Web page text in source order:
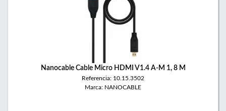
Nanocable Cable Micro HDMI V1.4 A-M 1, 8 M
Referencia: 10.15.3502
Marca: NANOCABLE